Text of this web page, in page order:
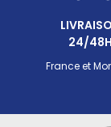
24/48H
France et